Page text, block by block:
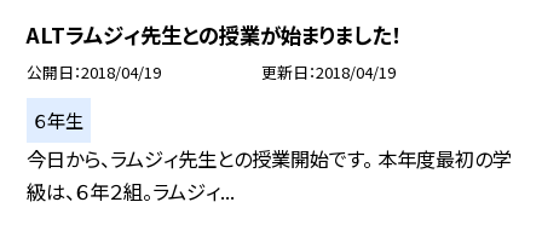
ALTラムジィ先生との授業が始まりました！
公開日 2018/04/19 更新日 2018/04/19
６年生
今日から、ラムジィ先生との授業開始です。 本年度最初の学
級は、６年２組。ラムジィ...